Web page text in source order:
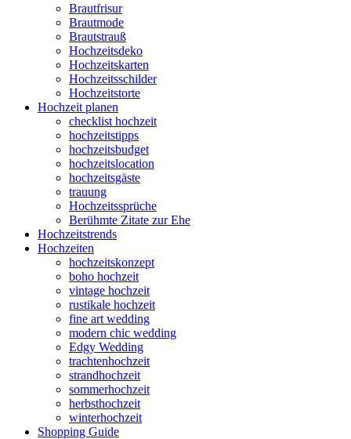
Brautfrisur
Brautmode
Brautstrauß
Hochzeitsdeko
Hochzeitskarten
Hochzeitsschilder
Hochzeitstorte
Hochzeit planen
checklist hochzeit
hochzeitstipps
hochzeitsbudget
hochzeitslocation
hochzeitsgäste
trauung
Hochzeitssprüche
Berühmte Zitate zur Ehe
Hochzeitstrends
Hochzeiten
hochzeitskonzept
boho hochzeit
vintage hochzeit
rustikale hochzeit
fine art wedding
modern chic wedding
Edgy Wedding
trachtenhochzeit
strandhochzeit
sommerhochzeit
herbsthochzeit
winterhochzeit
Shopping Guide